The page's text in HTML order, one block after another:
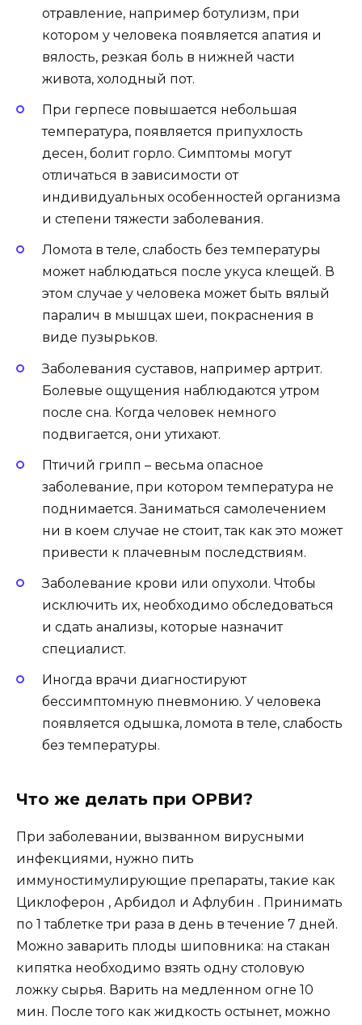
отравление, например ботулизм, при
котором у человека появляется апатия и
вялость, резкая боль в нижней части
живота, холодный пот.
При герпесе повышается небольшая
температура, появляется припухлость
десен, болит горло. Симптомы могут
отличаться в зависимости от
индивидуальных особенностей организма
и степени тяжести заболевания.
Ломота в теле, слабость без температуры
может наблюдаться после укуса клещей. В
этом случае у человека может быть вялый
паралич в мышцах шеи, покраснения в
виде пузырьков.
Заболевания суставов, например артрит.
Болевые ощущения наблюдаются утром
после сна. Когда человек немного
подвигается, они утихают.
Птичий грипп – весьма опасное
заболевание, при котором температура не
поднимается. Заниматься самолечением
ни в коем случае не стоит, так как это может
привести к плачевным последствиям.
Заболевание крови или опухоли. Чтобы
исключить их, необходимо обследоваться
и сдать анализы, которые назначит
специалист.
Иногда врачи диагностируют
бессимптомную пневмонию. У человека
появляется одышка, ломота в теле, слабость
без температуры.
Что же делать при ОРВИ?
При заболевании, вызванном вирусными
инфекциями, нужно пить
иммуностимулирующие препараты, такие как
Циклоферон , Арбидол и Афлубин . Принимать
по 1 таблетке три раза в день в течение 7 дней.
Можно заварить плоды шиповника: на стакан
кипятка необходимо взять одну столовую
ложку сырья. Варить на медленном огне 10
мин. После того как жидкость остынет, можно